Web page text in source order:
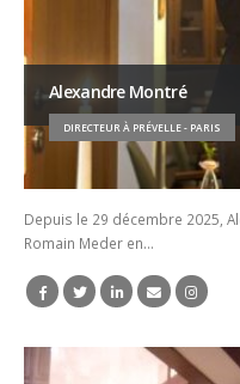
Alexandre Montré
DIRECTEUR À PRÉVELLE - PARIS
Depuis le 29 décembre 2025,
Romain Meder en…